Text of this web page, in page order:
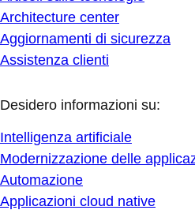
Architecture center
Aggiornamenti di sicurezza
Assistenza clienti
Desidero informazioni su:
Intelligenza artificiale
Modernizzazione delle
Automazione
Applicazioni cloud native